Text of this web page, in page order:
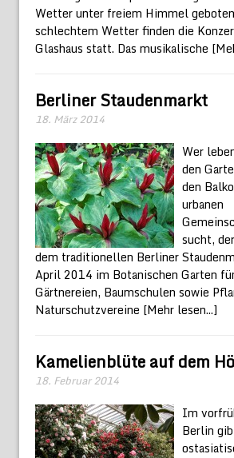
Wetter unter freiem Himmel
schlechtem Wetter finden die
Glashaus statt. Das musikalische
Berliner Staudenmarkt
18. März 2014
Wer
den
den
urbanen
sucht,
dem traditionellen Berliner
April 2014 im Botanischen Garten
Gärtnereien, Baumschulen sowie
Naturschutzvereine [Mehr lesen...]
Kamelienblüte auf dem
18. Februar 2014
Im
Berlin